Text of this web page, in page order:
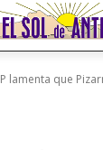
lamenta que